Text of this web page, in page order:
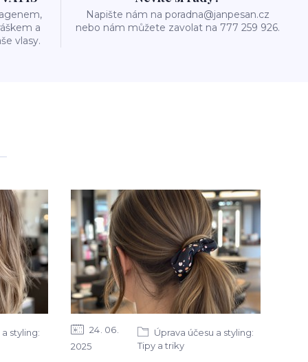
a
vlasy.
Napište nám na poradna@janpesan.cz
nebo nám můžete zavolat na 777 259 926.
styling:
24 06
2025
Úprava účesu a styling:
Tipy a triky